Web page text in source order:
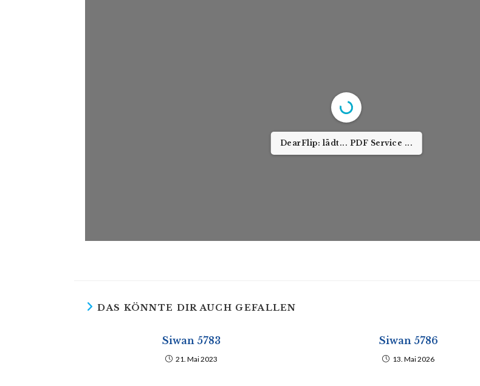
DearFlip: lädt... PDF Service ...
DAS KÖNNTE DIR AUCH GEFALLEN
Siwan 5783
21. Mai 2023
Siwan 5786
13. Mai 2026